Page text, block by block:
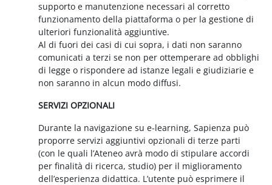
supporto e manutenzione necessari al corretto
funzionamento della piattaforma o per la gestione di
ulteriori funzionalità aggiuntive.
Al di fuori dei casi di cui sopra, i dati non saranno
comunicati a terzi se non per ottemperare ad obblighi
di legge o rispondere ad istanze legali e giudiziarie e
non saranno in alcun modo diffusi.
SERVIZI OPZIONALI
Durante la navigazione su e-learning, Sapienza può
proporre servizi aggiuntivi opzionali di terze parti
(con le quali l’Ateneo avrà modo di stipulare accordi
per finalità di ricerca, studio) per il miglioramento
dell’esperienza didattica. L’utente può esprimere il